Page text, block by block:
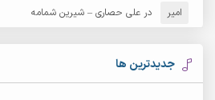
آرشام
آرکاداش
امیر در علی حصاری – شیرین شمامه
جدیدترین ها